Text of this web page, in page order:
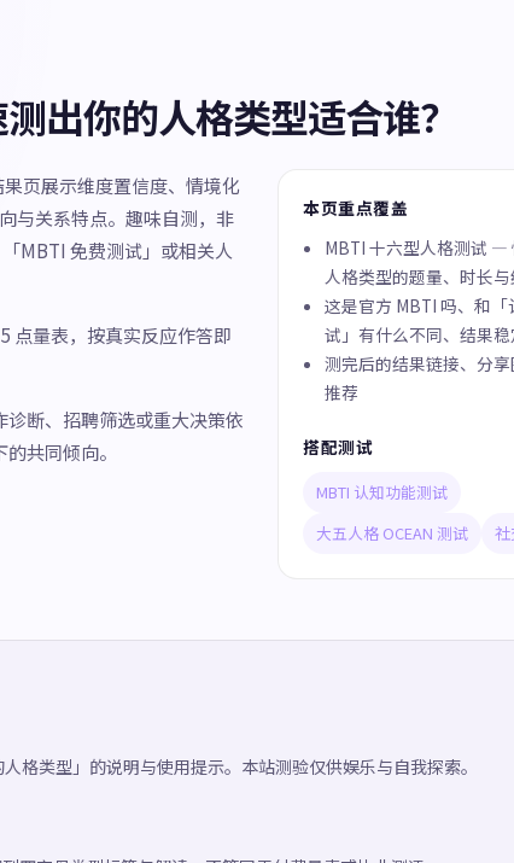
出你的人格类型适合谁？
页展示维度置信度、情境化
与关系特点。趣味自测，非
MBTI 免费测试」或相关人
点量表，按真实反应作答即
断、招聘筛选或重大决策依
共同倾向。
本页重点覆盖
MBTI 十六型人格测试 —
人格类型的题量、时长
这是官方 MBTI 吗、和「
试」有什么不同、结果稳
测完后的结果链接、分
推荐
搭配测试
MBTI 认知功能测试
大五人格 OCEAN 测试
格类型」的说明与使用提示。本站测验仅供娱乐与自我探索。